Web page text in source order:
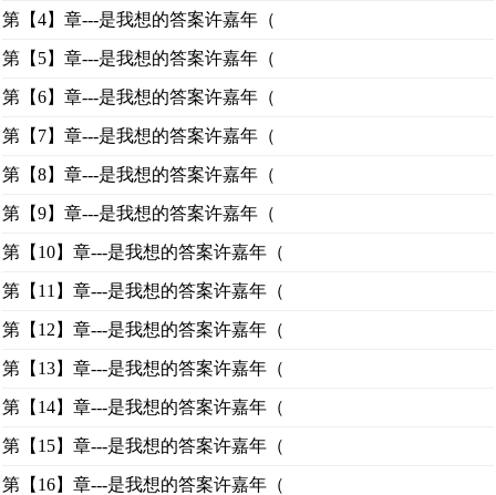
第【4】章---是我想的答案许嘉年（
第【5】章---是我想的答案许嘉年（
第【6】章---是我想的答案许嘉年（
第【7】章---是我想的答案许嘉年（
第【8】章---是我想的答案许嘉年（
第【9】章---是我想的答案许嘉年（
第【10】章---是我想的答案许嘉年（
第【11】章---是我想的答案许嘉年（
第【12】章---是我想的答案许嘉年（
第【13】章---是我想的答案许嘉年（
第【14】章---是我想的答案许嘉年（
第【15】章---是我想的答案许嘉年（
第【16】章---是我想的答案许嘉年（